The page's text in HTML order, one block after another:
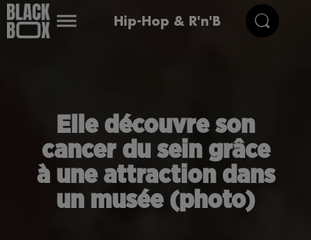
Hip-Hop & R'n'B
Elle découvre son
cancer du sein grâce
à une attraction dans
un musée (photo)